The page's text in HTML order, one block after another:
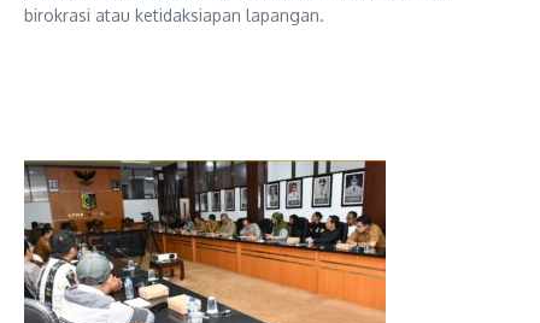
birokrasi atau ketidaksiapan lapangan.